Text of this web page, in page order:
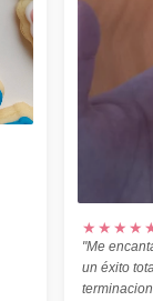
"Me
un éxito